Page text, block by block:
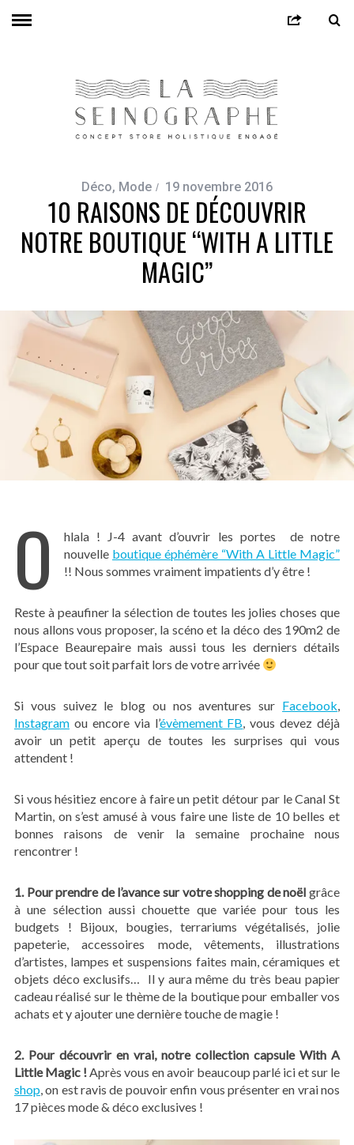
Déco, Mode 19 novembre 2016
10 RAISONS DE DÉCOUVRIR
NOTRE BOUTIQUE “WITH A LITTLE
MAGIC”
O
hlala ! J-4 avant d’ouvrir les portes de notre
nouvelle boutique éphémère “With A Little Magic”
!! Nous sommes vraiment impatients d’y être !
Reste à peaufiner la sélection de toutes les jolies choses que
nous allons vous proposer, la scéno et la déco des 190m2 de
l’Espace Beaurepaire mais aussi tous les derniers détails
pour que tout soit parfait lors de votre arrivée
Si vous suivez le blog ou nos aventures sur Facebook,
Instagramou encore via l’évèmement FB, vous devez déjà
avoir un petit aperçu de toutes les surprises qui vous
attendent !
Si vous hésitiez encore à faire un petit détour par le Canal St
Martin, on s’est amusé à vous faire une liste de 10 belles et
bonnes raisons de venir la semaine prochaine nous
rencontrer !
1. Pour prendre de l’avance sur votre shopping de noëlgrâce
à une sélection aussi chouette que variée pour tous les
budgets ! Bijoux, bougies, terrariums végétalisés, jolie
papeterie, accessoires mode, vêtements, illustrations
d’artistes, lampes et suspensions faites main, céramiques et
objets déco exclusifs… Il y aura même du très beau papier
cadeau réalisé sur le thème de la boutique pour emballer vos
achats et y ajouter une dernière touche de magie !
2. Pour découvrir en vrai, notre collection capsule With A
Little Magic !Après vous en avoir beaucoup parlé ici et sur le
shop, on est ravis de pouvoir enfin vous présenter en vrai nos
17 pièces mode & déco exclusives !